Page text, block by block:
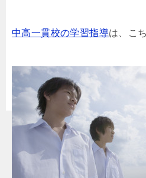
中高一貫校の学習指導は、こ